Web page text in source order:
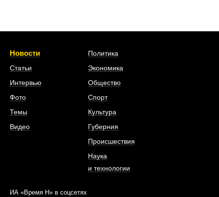
Новости
Статьи
Интервью
Фото
Темы
Видео
Политика
Экономика
Общество
Спорт
Культура
Губерния
Происшествия
Наука
и технологии
ИА «Время Н» в соцсетях